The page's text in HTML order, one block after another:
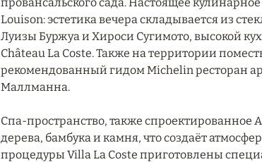
Louison: эстетика вечера складывается из
Луизы Буржуа и Хироси Сугимото, высокой
Château La Coste. Также на территории
рекомендованный гидом Michelin ресторан
Маллманна.
Спа-пространство, также спроектированное
дерева, бамбука и камня, что создаёт
процедуры Villa La Coste приготовлены